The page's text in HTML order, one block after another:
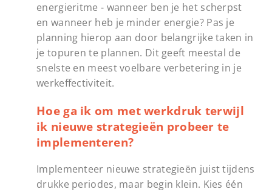
energieritme - wanneer ben je het scherpst
en wanneer heb je minder energie? Pas je
planning hierop aan door belangrijke taken in
je topuren te plannen. Dit geeft meestal de
snelste en meest voelbare verbetering in je
werkeffectiviteit.
Hoe ga ik om met werkdruk terwijl
ik nieuwe strategieën probeer te
implementeren?
Implementeer nieuwe strategieën juist tijdens
drukke periodes, maar begin klein. Kies één